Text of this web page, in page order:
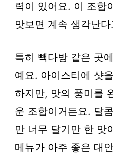
력이 있어요. 이 조합
맛보면 계속 생각난
특히 빽다방 같은 곳
예요. 아이스티에 샷
하지만, 맛의 풍미를
운 조합이거든요. 달
만 너무 달기만 한 맛
메뉴가 아주 좋은 대